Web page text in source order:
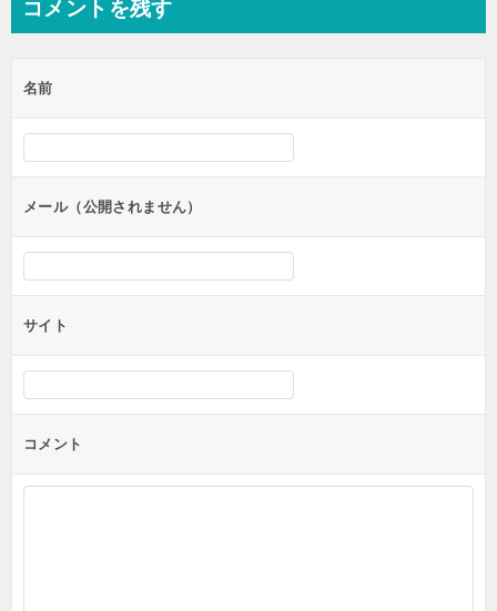
ビ
ー
シ
ン
コメントを残す
名前
メール（公開されません）
サイト
コメント